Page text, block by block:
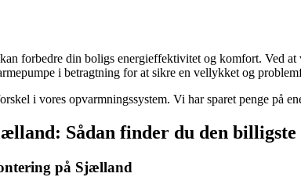
forbedre din boligs energieffektivitet og komfort. Ved
i betragtning for at sikre en vellykket og
i vores opvarmningssystem. Vi har sparet penge på
Sådan finder du den billigste
på Sjælland